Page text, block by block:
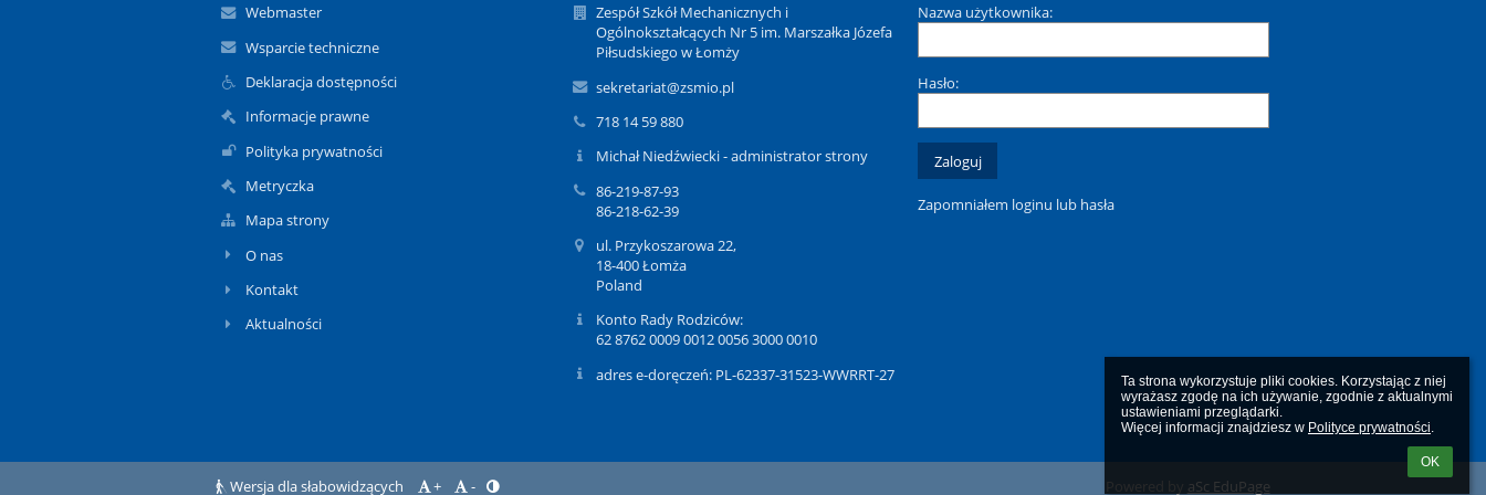
Ta strona wykorzystuje pliki cookies. Korzystając z niej
wyrażasz zgodę na ich używanie, zgodnie z aktualnymi
ustawieniami przeglądarki.
Więcej informacji znajdziesz w Polityce prywatności.
OK
Webmaster
Wsparcie techniczne
Deklaracja dostępności
Informacje prawne
Polityka prywatności
Metryczka
Mapa strony
O nas
Kontakt
Aktualności
Zespół Szkół Mechanicznych i
Ogólnokształcących Nr 5 im. Marszałka Józefa
Piłsudskiego w Łomży
sekretariat@zsmio.pl
718 14 59 880
Michał Niedźwiecki - administrator strony
86-219-87-93
86-218-62-39
ul. Przykoszarowa 22,
18-400 Łomża
Poland
Konto Rady Rodziców:
62 8762 0009 0012 0056 3000 0010
adres e-doręczeń: PL-62337-31523-WWRRT-27
Nazwa użytkownika:
Hasło:
Zapomniałem loginu lub hasła
Wersja dla słabowidzących + - Powered by aSc EduPage